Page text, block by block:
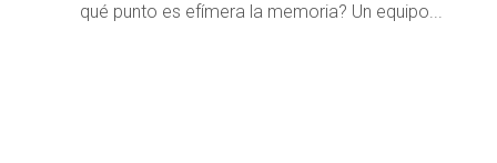
qué punto es efímera la memoria? Un equipo...